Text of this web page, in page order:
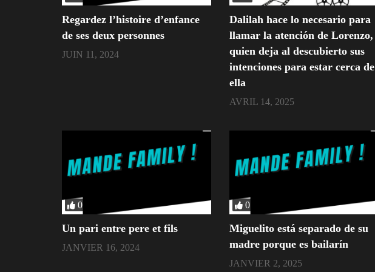
Regardez l’histoire d’enfance
de ses deux personnes
JUIN 11, 2024
Dalilah hace lo necesario para
llamar la atención de Lorenzo,
quien deja al descubierto sus
intenciones para estar cerca de
ella
AVRIL 14, 2025
0
Un pari entre pere et fils
JANVIER 16, 2024
0
Miguelito está separado de su
madre porque es bailarín
JANVIER 2, 2025